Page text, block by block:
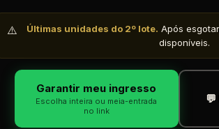
⚠️ Últimas unidades do 2º lote. Após
disponíveis.
Garantir meu ingresso
Escolha inteira ou meia-entrada
no link